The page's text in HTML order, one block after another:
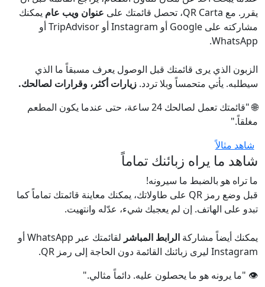
يقرر. مع QR Carta، تحصل قائمتك على
عنوان ويب عام يمكنك
مشاركته على Google أو Instagram أو TripAdvisor أو
WhatsApp.
الزبون الذي يرى قائمتك قبل الوصول يعرف مسبقاً ما الذي
سيطلبه. يأتي متحمساً وبلا تردد. زيارات أكثر، وقرارات لصالحك.
🌐 "قائمتك تعمل لصالحك 24 ساعة، حتى عندما يكون المطعم
مغلقاً."
شاهد مثالاً
شاهد ما يراه زبائنك تماماً
ما تراه هو بالضبط ما سيرونه!
قبل وضع رمز QR على طاولاتك، يمكنك معاينة قائمتك تماماً كما
تبدو على الهاتف. إن لم يعجبك شيء، عدّله وانتهيت.
يمكنك أيضاً مشاركة الرابط المباشر
لقائمتك عبر WhatsApp أو
Instagram ليرى زبائنك القائمة دون الحاجة إلى رمز QR.
👁️ "ما يرونه هو ما يحصلون عليه. دائماً مثالي."